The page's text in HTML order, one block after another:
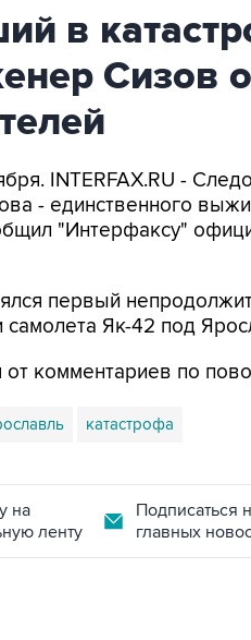
в
Сизов
INTERFAX.RU -
- единственного
"Интерфаксу"
первый
Як-42 под
комментариев по
катастрофа
на
ленту
Подписаться
главных